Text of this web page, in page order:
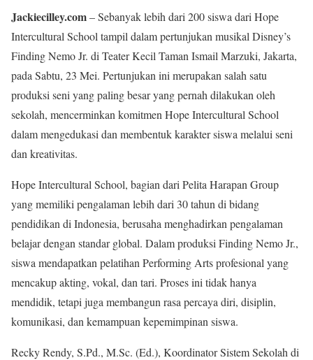
Jackiecilley.com– Sebanyak lebih dari 200 siswa dari Hope
Intercultural School tampil dalam pertunjukan musikal Disney’s
Finding Nemo Jr. di Teater Kecil Taman Ismail Marzuki, Jakarta,
pada Sabtu, 23 Mei. Pertunjukan ini merupakan salah satu
produksi seni yang paling besar yang pernah dilakukan oleh
sekolah, mencerminkan komitmen Hope Intercultural School
dalam mengedukasi dan membentuk karakter siswa melalui seni
dan kreativitas.
Hope Intercultural School, bagian dari Pelita Harapan Group
yang memiliki pengalaman lebih dari 30 tahun di bidang
pendidikan di Indonesia, berusaha menghadirkan pengalaman
belajar dengan standar global. Dalam produksi Finding Nemo Jr.,
siswa mendapatkan pelatihan Performing Arts profesional yang
mencakup akting, vokal, dan tari. Proses ini tidak hanya
mendidik, tetapi juga membangun rasa percaya diri, disiplin,
komunikasi, dan kemampuan kepemimpinan siswa.
Recky Rendy, S.Pd., M.Sc. (Ed.), Koordinator Sistem Sekolah di